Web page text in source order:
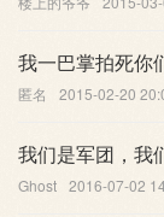
我一巴掌拍死你
匿名 2015-02-20
我们是军团，我
Ghost 2016-07-02